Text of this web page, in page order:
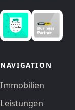
NAVIGATION
Immobilien
Leistungen